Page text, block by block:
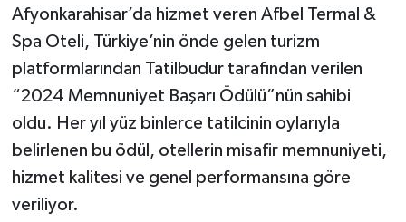
Afyonkarahisar’da hizmet veren Afbel Termal &
Spa Oteli, Türkiye’nin önde gelen turizm
platformlarından Tatilbudur tarafından verilen
“2024 Memnuniyet Başarı Ödülü”nün sahibi
oldu. Her yıl yüz binlerce tatilcinin oylarıyla
belirlenen bu ödül, otellerin misafir memnuniyeti,
hizmet kalitesi ve genel performansına göre
veriliyor.